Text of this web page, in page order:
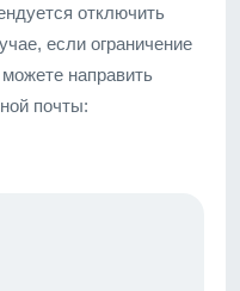
отключить
если ограничение
направить
почты: